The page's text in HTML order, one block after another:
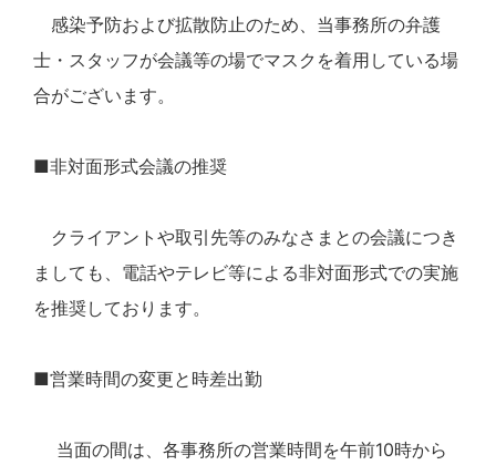
感染予防および拡散防止のため、当事務所の弁護
士・スタッフが会議等の場でマスクを着用している場
合がございます。
■非対面形式会議の推奨
クライアントや取引先等のみなさまとの会議につき
ましても、電話やテレビ等による非対面形式での実施
を推奨しております。
■営業時間の変更と時差出勤
当面の間は、各事務所の営業時間を午前10時から